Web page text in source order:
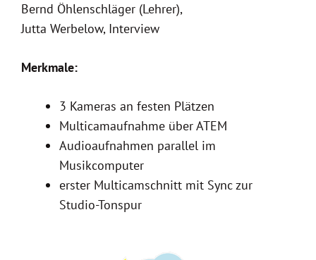
Bernd Öhlenschläger (Lehrer),
Jutta Werbelow, Interview
Merkmale:
3 Kameras an festen Plätzen
Multicamaufnahme über ATEM
Audioaufnahmen parallel im
Musikcomputer
erster Multicamschnitt mit Sync zur
Studio-Tonspur